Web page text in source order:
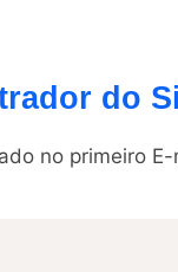
do
no primeiro